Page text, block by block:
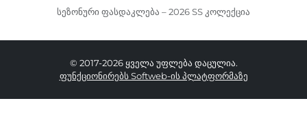
სეზონური ფასდაკლება – 2026 SS კოლექცია
© 2017-2026 ყველა უფლება დაცულია.
ფუნქციონირებს Softweb-ის პლატფორმაზე